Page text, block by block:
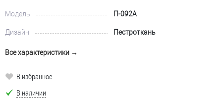
Модель П-092А
Дизайн Пестроткань
Все характеристики →
В избранное
В наличии